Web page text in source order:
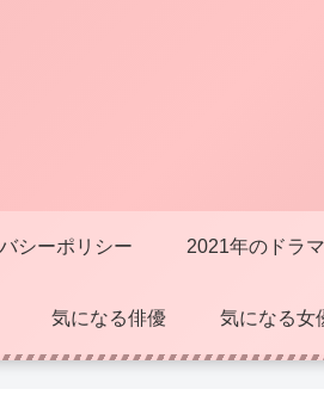
シーポリシー 2021年のドラマ
気になる俳優 気になる女